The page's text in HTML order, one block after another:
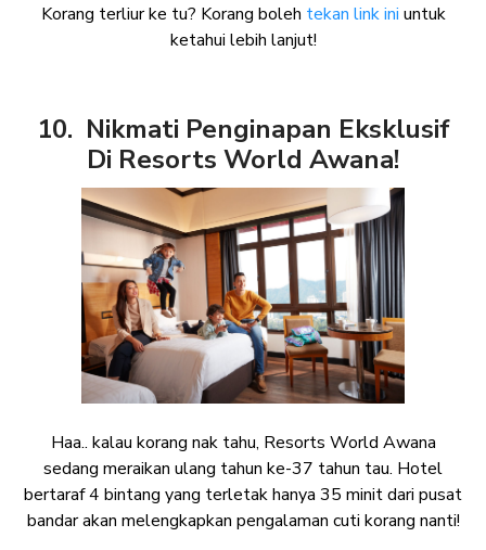
Korang terliur ke tu? Korang boleh tekan link ini untuk
ketahui lebih lanjut!
10. Nikmati Penginapan Eksklusif
Di Resorts World Awana!
Haa.. kalau korang nak tahu, Resorts World Awana
sedang meraikan ulang tahun ke-37 tahun tau. Hotel
bertaraf 4 bintang yang terletak hanya 35 minit dari pusat
bandar akan melengkapkan pengalaman cuti korang nanti!